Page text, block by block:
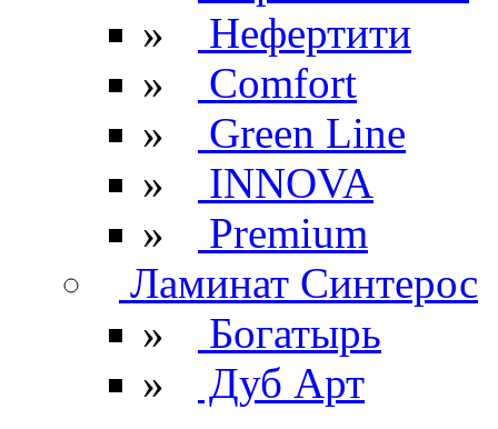
»
Нефертити
»
Comfort
»
Green Line
»
INNOVA
»
Premium
Ламинат Синтерос
»
Богатырь
»
Дуб Арт